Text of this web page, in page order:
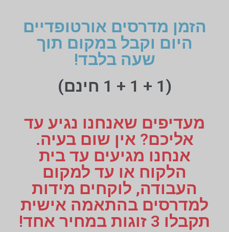
הזמן מדרסים אורטופדיים
היום וקבל במקום תוך
שעה בלבד!
(1 + 1 + 1 חינם)
מעדיפים שאנחנו נגיע עד
אליכם? אין שום בעיה.
אנחנו מגיעים עד בית
הלקוח או עד למקום
העבודה, לוקחים מידות
למדרסים בהתאמה אישית
תקבלו 3 זוגות במחיר אחד!